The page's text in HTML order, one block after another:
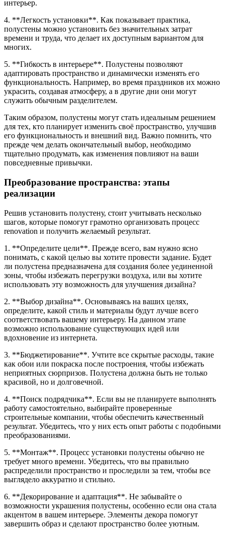
интерьер.
4. **Легкость установки**. Как показывает практика,
полустены можно установить без значительных затрат
времени и труда, что делает их доступным вариантом для
многих.
5. **Гибкость в интерьере**. Полустены позволяют
адаптировать пространство и динамически изменять его
функциональность. Например, во время праздников их можно
украсить, создавая атмосферу, а в другие дни они могут
служить обычным разделителем.
Таким образом, полустены могут стать идеальным решением
для тех, кто планирует изменить своё пространство, улучшив
его функциональность и внешний вид. Важно помнить, что
прежде чем делать окончательный выбор, необходимо
тщательно продумать, как изменения повлияют на ваши
повседневные привычки.
Преобразование пространства: этапы
реализации
Решив установить полустену, стоит учитывать несколько
шагов, которые помогут грамотно организовать процесс
renovation и получить желаемый результат.
1. **Определите цели**. Прежде всего, вам нужно ясно
понимать, с какой целью вы хотите провести задание. Будет
ли полустена предназначена для создания более уединенной
зоны, чтобы избежать перегрузки воздуха, или вы хотите
использовать эту возможность для улучшения дизайна?
2. **Выбор дизайна**. Основываясь на ваших целях,
определите, какой стиль и материалы будут лучше всего
соответствовать вашему интерьеру. На данном этапе
возможно использование существующих идей или
вдохновение из интернета.
3. **Бюджетирование**. Учтите все скрытые расходы, такие
как обои или покраска после построения, чтобы избежать
неприятных сюрпризов. Полустена должна быть не только
красивой, но и долговечной.
4. **Поиск подрядчика**. Если вы не планируете выполнять
работу самостоятельно, выбирайте проверенные
строительные компании, чтобы обеспечить качественный
результат. Убедитесь, что у них есть опыт работы с подобными
преобразованиями.
5. **Монтаж**. Процесс установки полустены обычно не
требует много времени. Убедитесь, что вы правильно
распределили пространство и проследили за тем, чтобы все
выглядело аккуратно и стильно.
6. **Декорирование и адаптация**. Не забывайте о
возможности украшения полустены, особенно если она стала
акцентом в вашем интерьере. Элементы декора помогут
завершить образ и сделают пространство более уютным.